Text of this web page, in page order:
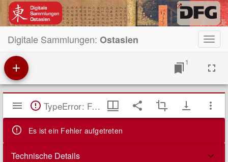
Digitale Sammlungen: Ostasien
1
Mirador
Viewer TypeError: Failed to fetch
Es ist ein Fehler aufgetreten
Technische Details